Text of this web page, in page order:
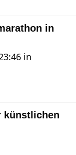
in
in
künstlichen